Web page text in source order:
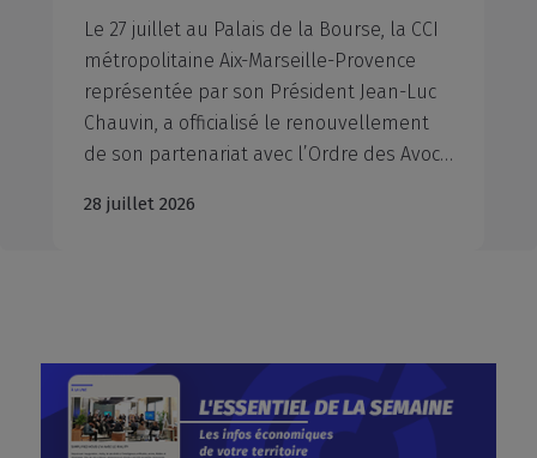
Le 27 juillet au Palais de la Bourse, la CCI
métropolitaine Aix-Marseille-Provence
représentée par son Président Jean-Luc
Chauvin, a officialisé le renouvellement
de son partenariat avec l’Ordre des Avocats du Barreau d’Aix-en-Provence, représenté par Monsieur le Bâtonnier Xavier PIETRA, l’Ordre des Avocats du Barreau de Marseille, représenté par Maître Marie-Dominique Poinso-Pourtal, Bâtonnière et Maître Jean-Michel Ollier, Vice-Bâtonnier, la Chambre départementale des Notaires des Bouches-du-Rhône, représentée par Maître Alexis Boyer en l'absence de son Président, Maître Jean-Michel Moulin, et le Conseil Régional de l’Ordre des Experts-Comptables Provence-Alpes-Côte d’Azur, représenté par son Président, Nicolas Férand. À travers la signature de ces conventions, la CCIAMP et l’interprofession du droit et du chiffre réaffirment leur volonté commune de mobiliser leurs expertises respectives au profit des entrepreneurs et des dirigeants d'entreprise du territoire.
28 juillet 2026